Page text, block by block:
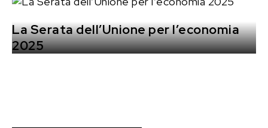
La Serata dell’Unione per l’economia
2025